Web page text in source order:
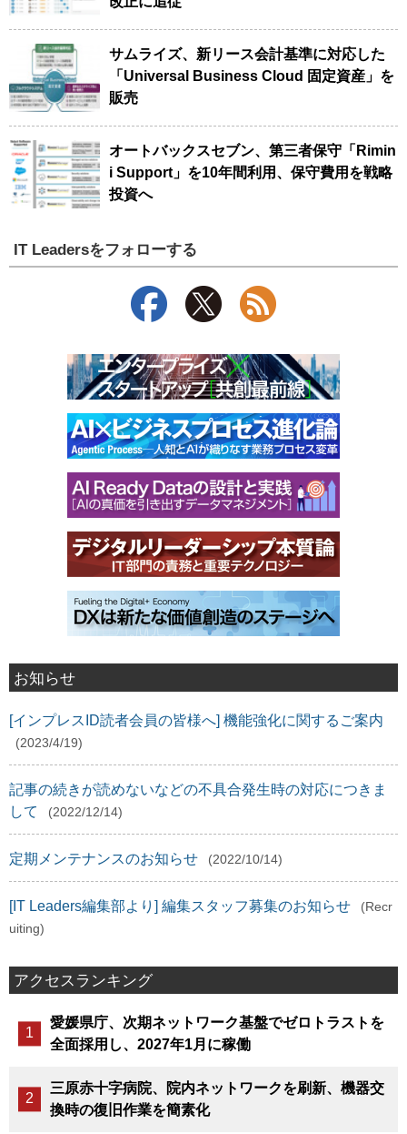
サムライズ、新リース会計基準に対応した
「Universal Business Cloud 固定資産」を
販売
オートバックスセブン、第三者保守「Rimin
i Support」を10年間利用、保守費用を戦略
投資へ
IT Leadersをフォローする
お知らせ
[インプレスID読者会員の皆様へ] 機能強化に関するご案内
(2023/4/19)
記事の続きが読めないなどの不具合発生時の対応につきま
して
(2022/12/14)
定期メンテナンスのお知らせ (2022/10/14)
[IT Leaders編集部より] 編集スタッフ募集のお知らせ
(Recr
uiting)
アクセスランキング
愛媛県庁、次期ネットワーク基盤でゼロトラストを
全面採用し、2027年1月に稼働
三原赤十字病院、院内ネットワークを刷新、機器交
換時の復旧作業を簡素化